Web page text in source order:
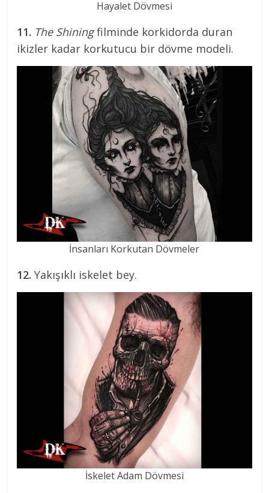
Hayalet Dövmesi
11. The Shiningfilminde korkidorda duran
ikizler kadar korkutucu bir dövme modeli.
İnsanları Korkutan Dövmeler
12. Yakışıklı iskelet bey.
İskelet Adam Dövmesi